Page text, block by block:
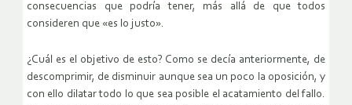
consecuencias que podría tener, más allá de que todos
consideren que «es lo justo».
¿Cuál es el objetivo de esto? Como se decía anteriormente, de
descomprimir, de disminuir aunque sea un poco la oposición, y
con ello dilatar todo lo que sea posible el acatamiento del fallo.